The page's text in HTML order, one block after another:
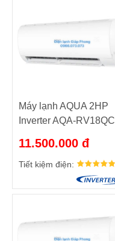
Máy lạnh AQUA 2HP
Inverter AQA-RV18QC
11.500.000 đ
Tiết kiệm điện: